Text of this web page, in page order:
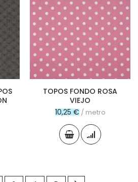
TOPOS FONDO ROSA
VIEJO
10,25 € / metro
Página